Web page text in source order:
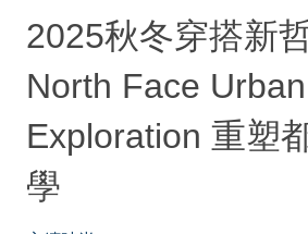
2025秋冬穿搭新
North Face Urban
Exploration 重塑
學